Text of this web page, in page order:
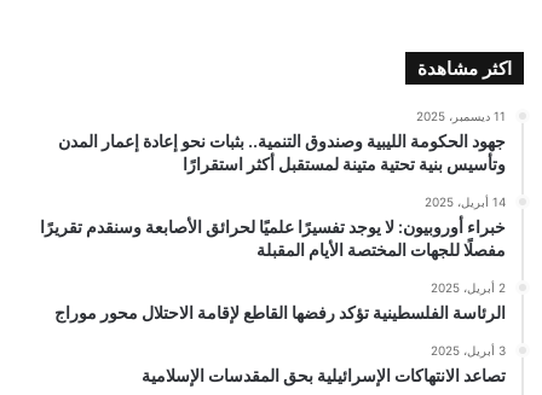
اكثر مشاهدة
11 ديسمبر، 2025
جهود الحكومة الليبية وصندوق التنمية.. بثبات نحو إعادة إعمار المدن
وتأسيس بنية تحتية متينة لمستقبل أكثر استقرارًا
14 أبريل، 2025
خبراء أوروبيون: لا يوجد تفسيرًا علميًا لحرائق الأصابعة وسنقدم تقريرًا
مفصلًا للجهات المختصة الأيام المقبلة
2 أبريل، 2025
الرئاسة الفلسطينية تؤكد رفضها القاطع لإقامة الاحتلال محور موراج
3 أبريل، 2025
تصاعد الانتهاكات الإسرائيلية بحق المقدسات الإسلامية